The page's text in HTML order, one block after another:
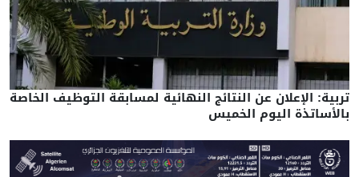
تربية: الإعلان عن النتائج النهائية لمسابقة التوظيف الخاصة
بالأساتذة اليوم الخميس